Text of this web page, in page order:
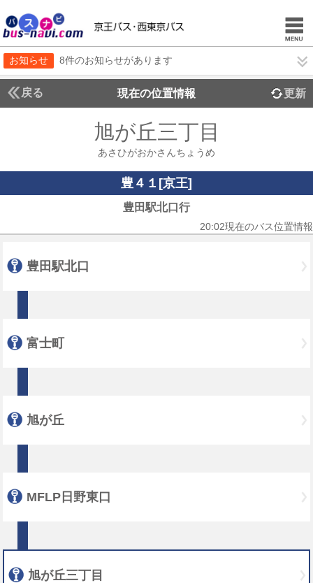
お知らせ 8件のお知らせがあります
戻る 現在の位置情報 更新
旭が丘三丁目
あさひがおかさんちょうめ
豊４１[京王]
豊田駅北口行
20:02現在のバス位置情報
豊田駅北口
富士町
旭が丘
MFLP日野東口
旭が丘三丁目